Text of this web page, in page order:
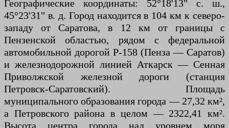
Географические координаты: 52°18'13" с. ш.,
45°23'31" в. д. Город находится в 104 км к северо-
западу от Саратова, в 12 км от границы с
Пензенской областью, рядом с федеральной
автомобильной дорогой Р-158 (Пенза — Саратов)
и железнодорожной линией Аткарск — Сенная
Приволжской железной дороги (станция
Петровск-Саратовский). Площадь
муниципального образования города — 27,32 км²,
а Петровского района в целом — 2322,41 км².
Высота центра города над уровнем моря